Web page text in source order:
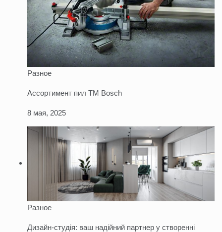
Разное
Ассортимент пил TM Bosch
8 мая, 2025
Разное
Дизайн-студія: ваш надійний партнер у створенні